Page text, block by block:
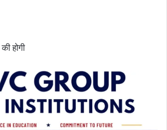
की होगी